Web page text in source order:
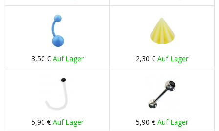
3,50 € Auf Lager 2,30 € Auf Lager
5,90 € Auf Lager 5,90 € Auf Lager